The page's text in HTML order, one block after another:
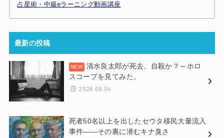
占星術・中級eラーニング動画講座
最新の投稿
清水良太郎が死去、自殺か？～ホロ
スコープを見てみた。
2026.08.04
死者50名以上を出したセウタ移民大量流入
事件——その裏に潜むキナ臭さ